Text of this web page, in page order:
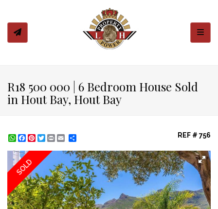
R18 500 000 | 6 Bedroom House Sold
in Hout Bay, Hout Bay
WhatsApp
Facebook
Pinterest
Twitter
Print REF # 756
SOLD